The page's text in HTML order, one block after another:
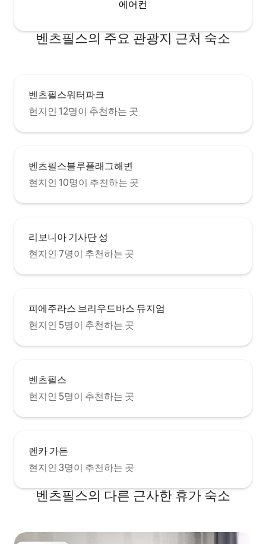
에어컨
벤츠필스의 주요 관광지 근처 숙소
벤츠필스워터파크
현지인 12명이 추천하는 곳
벤츠필스블루플래그해변
현지인 10명이 추천하는 곳
리보니아 기사단 성
현지인 7명이 추천하는 곳
피에주라스 브리우드바스 뮤지엄
현지인 5명이 추천하는 곳
벤츠필스
현지인 5명이 추천하는 곳
렌카 가든
현지인 3명이 추천하는 곳
벤츠필스의 다른 근사한 휴가 숙소